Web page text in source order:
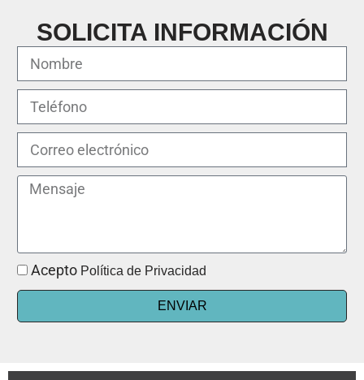
SOLICITA INFORMACIÓN
Acepto Política de Privacidad
ENVIAR